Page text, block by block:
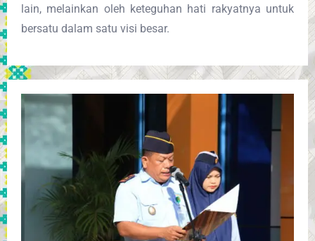
lain, melainkan oleh keteguhan hati rakyatnya untuk
bersatu dalam satu visi besar.